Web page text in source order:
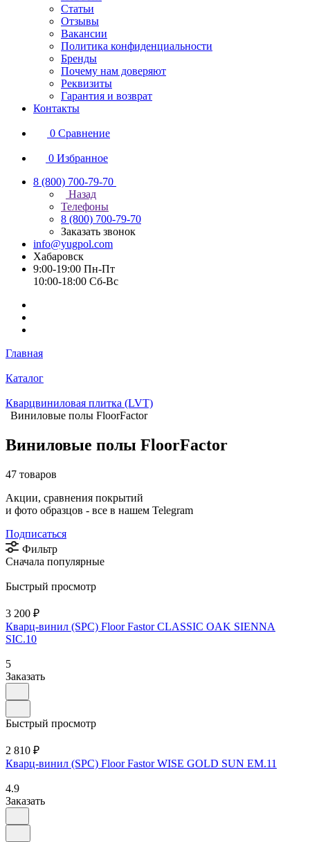
Статьи
Отзывы
Вакансии
Политика конфиденциальности
Бренды
Почему нам доверяют
Реквизиты
Гарантия и возврат
Контакты
0 Сравнение
0 Избранное
8 (800) 700-79-70
Назад
Телефоны
8 (800) 700-79-70
Заказать звонок
info@yugpol.com
Хабаровск
9:00-19:00 Пн-Пт
10:00-18:00 Cб-Вс
Главная
Каталог
Кварцвиниловая плитка (LVT)
Виниловые полы FloorFactor
Виниловые полы FloorFactor
47 товаров
Акции, сравнения покрытий
и фото образцов - все в нашем Telegram
Подписаться
Фильтр
Сначала популярные
Быстрый просмотр
3 200 ₽
Кварц-винил (SPC) Floor Fastor CLASSIC OAK SIENNA
SIC.10
5
Заказать
Быстрый просмотр
2 810 ₽
Кварц-винил (SPC) Floor Fastor WISE GOLD SUN EM.11
4.9
Заказать